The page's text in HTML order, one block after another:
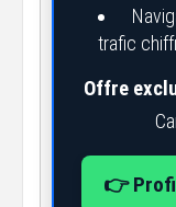
trafic
Offre
👉